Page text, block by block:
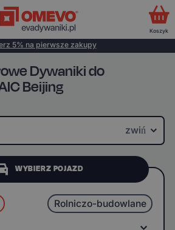
5% na pierwsze zakupy
Dywaniki do
Beijing
zwiń
WYBIERZ POJAZD
Rolniczo-budowlane
Koszyk